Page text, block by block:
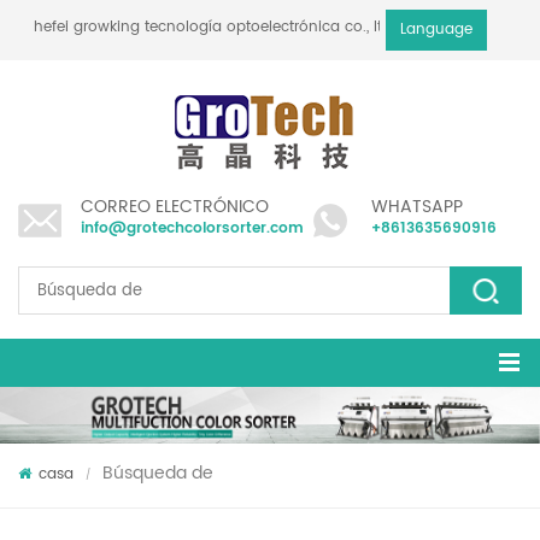
hefei growking tecnología optoelectrónica co., ltd Language
CORREO ELECTRÓNICO
info@grotechcolorsorter.com
WHATSAPP
+8613635690916
casa / Búsqueda de